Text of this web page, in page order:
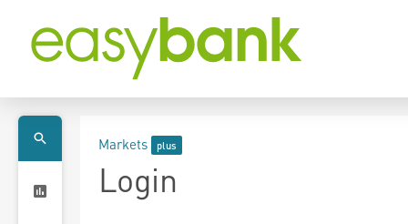
Markets
Login